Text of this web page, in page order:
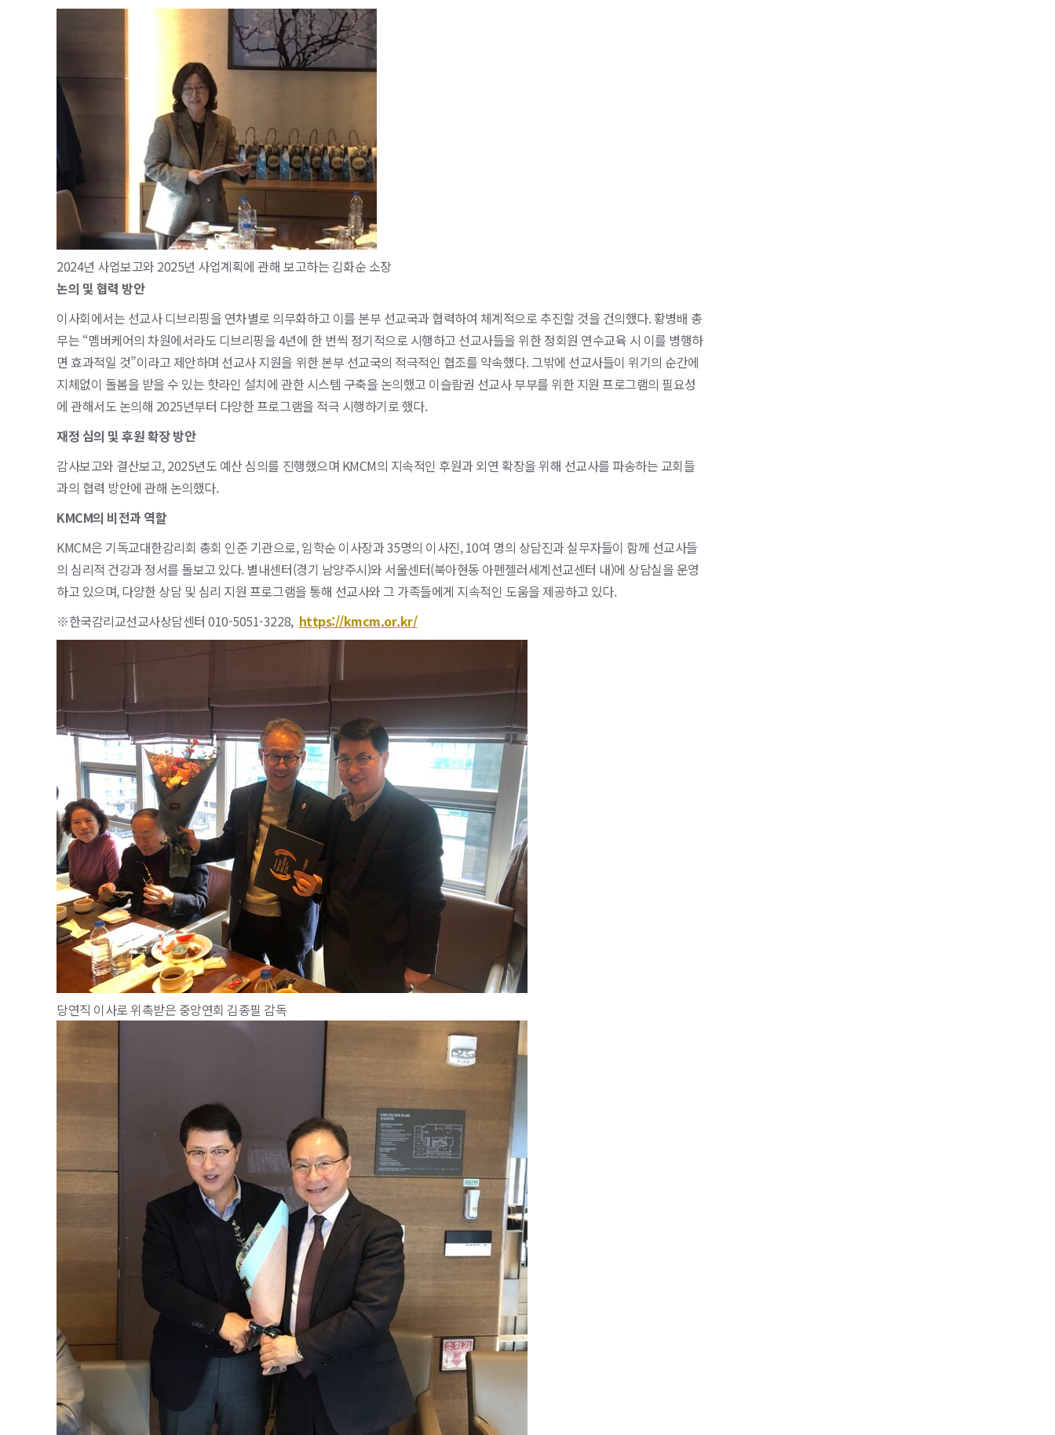
2024년 사업보고와 2025년 사업계획에 관해 보고하는 김화순 소장
논의 및 협력 방안
이사회에서는 선교사 디브리핑을 연차별로 의무화하고 이를 본부 선교국과 협력하여 체계적으로 추진할 것을 건의했다. 황병배 총
무는 “멤버케어의 차원에서라도 디브리핑을 4년에 한 번씩 정기적으로 시행하고 선교사들을 위한 정회원 연수교육 시 이를 병행하
면 효과적일 것”이라고 제안하며 선교사 지원을 위한 본부 선교국의 적극적인 협조를 약속했다. 그밖에 선교사들이 위기의 순간에
지체없이 돌봄을 받을 수 있는 핫라인 설치에 관한 시스템 구축을 논의했고 이슬람권 선교사 부부를 위한 지원 프로그램의 필요성
에 관해서도 논의해 2025년부터 다양한 프로그램을 적극 시행하기로 했다.
재정 심의 및 후원 확장 방안
감사보고와 결산보고, 2025년도 예산 심의를 진행했으며 KMCM의 지속적인 후원과 외연 확장을 위해 선교사를 파송하는 교회들
과의 협력 방안에 관해 논의했다.
KMCM의 비전과 역할
KMCM은 기독교대한감리회 총회 인준 기관으로, 임학순 이사장과 35명의 이사진, 10여 명의 상담진과 실무자들이 함께 선교사들
의 심리적 건강과 정서를 돌보고 있다. 별내센터(경기 남양주시)와 서울센터(북아현동 아펜젤러세계선교센터 내)에 상담실을 운영
하고 있으며, 다양한 상담 및 심리 지원 프로그램을 통해 선교사와 그 가족들에게 지속적인 도움을 제공하고 있다.
※한국감리교선교사상담센터 010-5051-3228, https://kmcm.or.kr/
당연직 이사로 위촉받은 중앙연회 김종필 감독